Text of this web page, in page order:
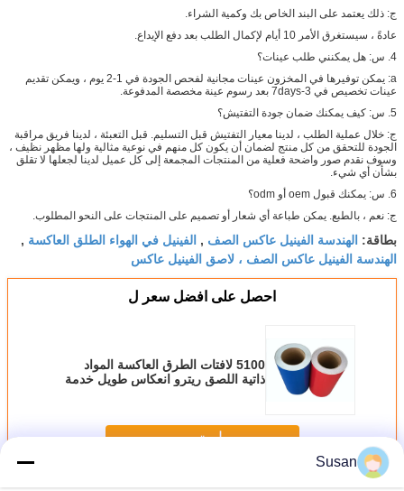
ج: ذلك يعتمد على البند الخاص بك وكمية الشراء.
عادةً ، سيستغرق الأمر 10 أيام لإكمال الطلب بعد دفع الإيداع.
4. س: هل يمكنني طلب عينات؟
a: يمكن توفيرها في المخزون عينات مجانية لفحص الجودة في 1-2 يوم ، ويمكن تقديم
عينات تخصيص في 3-7days بعد رسوم عينة مخصصة المدفوعة.
5. س: كيف يمكنك ضمان جودة التفتيش؟
ج: خلال عملية الطلب ، لدينا معيار التفتيش قبل التسليم. قبل التعبئة ، لدينا فريق مراقبة
الجودة للتحقق من كل منتج لضمان أن يكون كل منهم في نوعية مثالية ولها مظهر نظيف ،
وسوف نقدم صور واضحة فعلية من المنتجات المجمعة إلى كل عميل لدينا لجعلها لا تقلق
بشأن أي شيء.
6. س: يمكنك قبول oem أو odm؟
ج: نعم ، بالطبع. يمكن طباعة أي شعار أو تصميم على المنتجات على النحو المطلوب.
بطاقة: الهندسة الفينيل عاكس الصف , الفينيل في الهواء الطلق العاكسة ,
الهندسة الفينيل عاكس الصف ، لاصق الفينيل عاكس
احصل على افضل سعر ل
5100 لافتات الطرق العاكسة المواد
ذاتية اللصق ريترو انعكاس طويل خدمة
استمر
Susan